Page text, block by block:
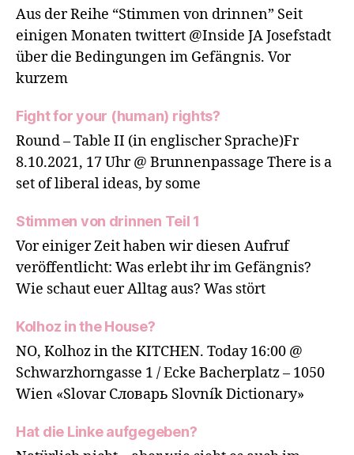
Aus der Reihe “Stimmen von drinnen” Seit
einigen Monaten twittert @Inside JA Josefstadt
über die Bedingungen im Gefängnis. Vor
kurzem
Fight for your (human) rights?
Round – Table II (in englischer Sprache)Fr
8.10.2021, 17 Uhr @ Brunnenpassage There is a
set of liberal ideas, by some
Stimmen von drinnen Teil 1
Vor einiger Zeit haben wir diesen Aufruf
veröffentlicht: Was erlebt ihr im Gefängnis?
Wie schaut euer Alltag aus? Was stört
Kolhoz in the House?
NO, Kolhoz in the KITCHEN. Today 16:00 @
Schwarzhorngasse 1 / Ecke Bacherplatz – 1050
Wien «Slovar Словарь Slovník Dictionary»
Hat die Linke aufgegeben?